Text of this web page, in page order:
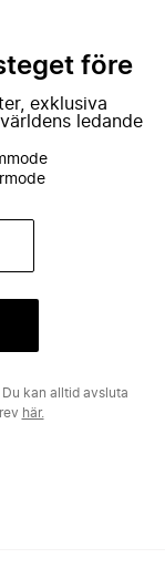
före
exklusiva
ledande
Du kan alltid avsluta
här.